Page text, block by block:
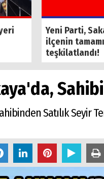
Yeni Parti,
ilçenin
teşkilatlandı!
Satılık Seyir